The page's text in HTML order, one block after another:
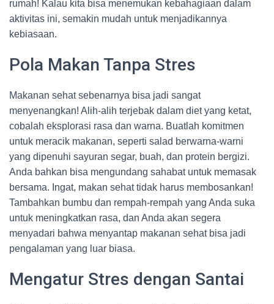
rumah! Kalau kita bisa menemukan kebahagiaan dalam
aktivitas ini, semakin mudah untuk menjadikannya
kebiasaan.
Pola Makan Tanpa Stres
Makanan sehat sebenarnya bisa jadi sangat
menyenangkan! Alih-alih terjebak dalam diet yang ketat,
cobalah eksplorasi rasa dan warna. Buatlah komitmen
untuk meracik makanan, seperti salad berwarna-warni
yang dipenuhi sayuran segar, buah, dan protein bergizi.
Anda bahkan bisa mengundang sahabat untuk memasak
bersama. Ingat, makan sehat tidak harus membosankan!
Tambahkan bumbu dan rempah-rempah yang Anda suka
untuk meningkatkan rasa, dan Anda akan segera
menyadari bahwa menyantap makanan sehat bisa jadi
pengalaman yang luar biasa.
Mengatur Stres dengan Santai